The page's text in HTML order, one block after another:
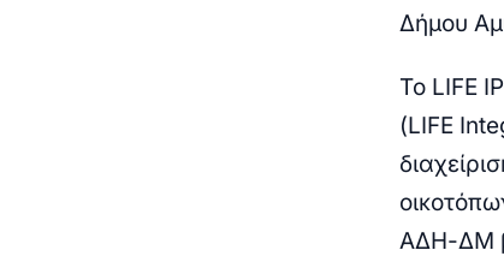
Δήμου
Το LIFE
(LIFE
ΑΔΗ-ΔΜ